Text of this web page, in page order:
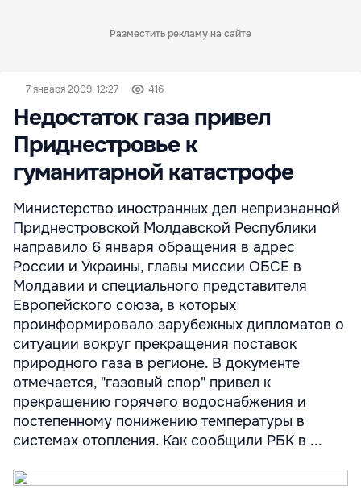
Разместить рекламу на сайте
7 января 2009, 12:27 416
Недостаток газа привел
Приднестровье к
гуманитарной катастрофе
Министерство иностранных дел непризнанной
Приднестровской Молдавской Республики
направило 6 января обращения в адрес
России и Украины, главы миссии ОБСЕ в
Молдавии и специального представителя
Европейского союза, в которых
проинформировало зарубежных дипломатов о
ситуации вокруг прекращения поставок
природного газа в регионе. В документе
отмечается, "газовый спор" привел к
прекращению горячего водоснабжения и
постепенному понижению температуры в
системах отопления. Как сообщили РБК в ...